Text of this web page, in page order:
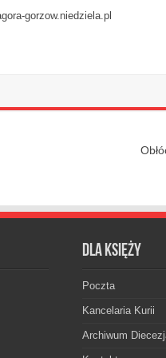
gorzow.niedziela.pl
Dla księży
Poczta
Kancelaria Kurii
Archiwum